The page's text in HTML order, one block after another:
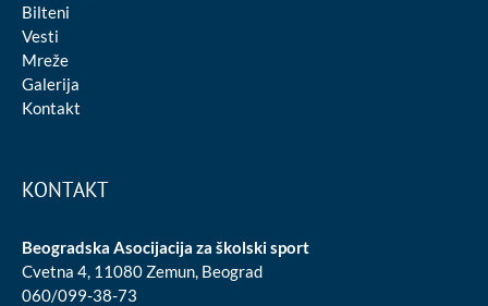
Bilteni
Vesti
Mreže
Galerija
Kontakt
KONTAKT
Beogradska Asocijacija za školski sport
Cvetna 4, 11080 Zemun, Beograd
060/099-38-73